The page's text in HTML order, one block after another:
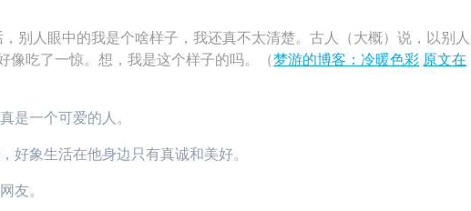
别人眼中的我是个啥样子，我还真不太清楚。古人（大概）说，以别人
像吃了一惊。想，我是这个样子的吗。（梦游的博客：冷暖色彩 原文在
是一个可爱的人。
好象生活在他身边只有真诚和美好。
友。